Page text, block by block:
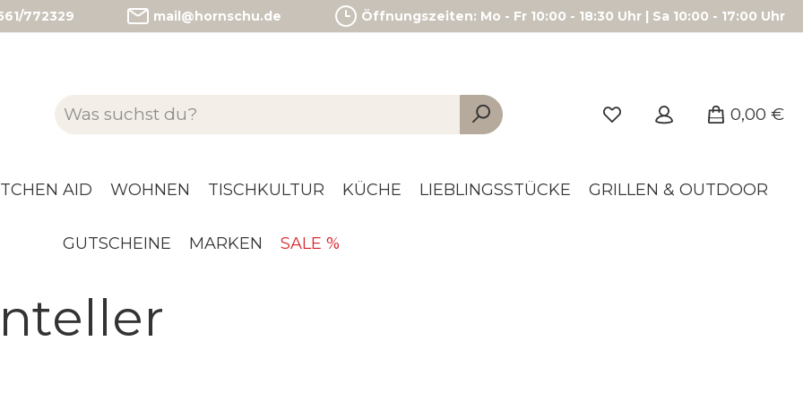
772329 mail@hornschu.de Öffnungszeiten: Mo - Fr 10:00 - 18:30 Uhr | Sa 10:00 - 17:00 Uhr
0,00 €
AID WOHNEN TISCHKULTUR KÜCHE LIEBLINGSSTÜCKE GRILLEN & OUTDOOR
GUTSCHEINE MARKEN SALE %